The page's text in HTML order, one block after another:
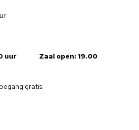
uur Zaal open: 19.00
gratis.